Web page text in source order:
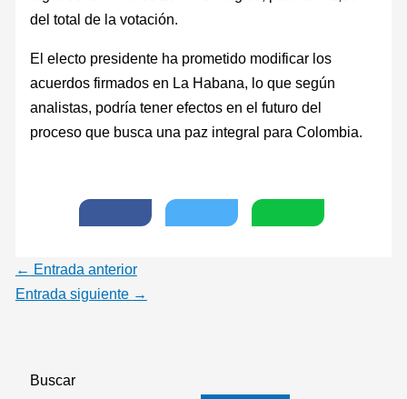
del total de la votación.
El electo presidente ha prometido modificar los
acuerdos firmados en La Habana, lo que según
analistas, podría tener efectos en el futuro del
proceso que busca una paz integral para Colombia.
← Entrada anterior
Entrada siguiente →
Buscar